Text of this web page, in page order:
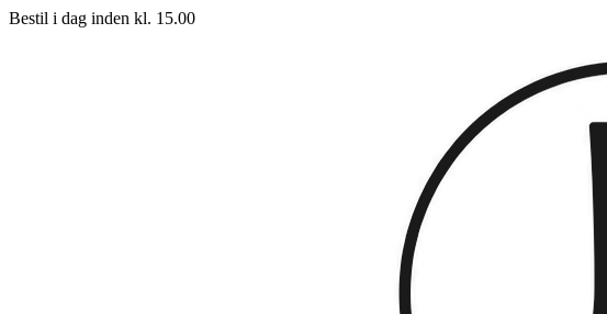
Bestil i dag inden kl. 15.00